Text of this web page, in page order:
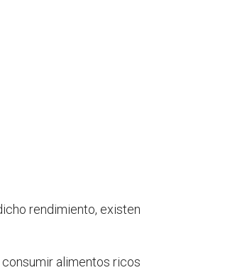
rendimiento, existen
alimentos ricos